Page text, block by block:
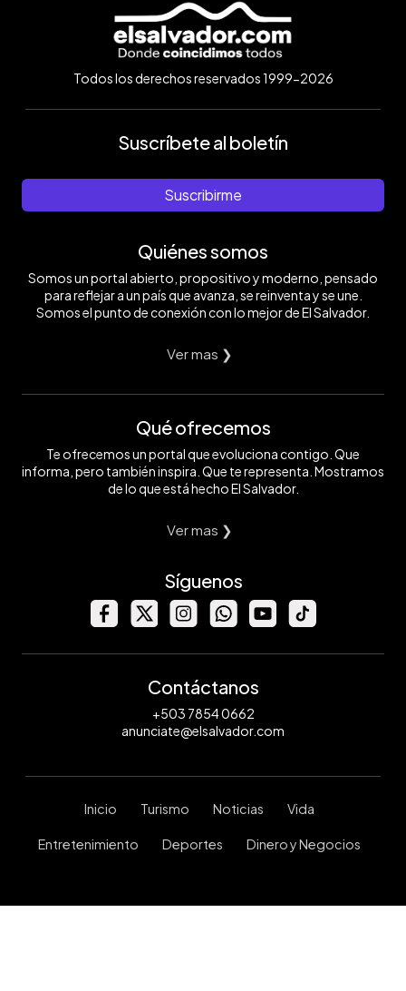
Todos los derechos reservados 1999-2026
Suscríbete al boletín
Suscribirme
Quiénes somos
Somos un portal abierto, propositivo y moderno, pensado
para reflejar a un país que avanza, se reinventa y se une.
Somos el punto de conexión con lo mejor de El Salvador.
Ver mas ❯
Qué ofrecemos
Te ofrecemos un portal que evoluciona contigo. Que
informa, pero también inspira. Que te representa. Mostramos
de lo que está hecho El Salvador.
Ver mas ❯
Síguenos
Contáctanos
+503 7854 0662
anunciate@elsalvador.com
Inicio Turismo Noticias Vida
Entretenimiento Deportes Dinero y Negocios